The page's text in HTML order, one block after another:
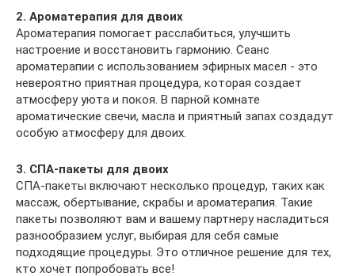
2. Ароматерапия для двоих
Ароматерапия помогает расслабиться, улучшить
настроение и восстановить гармонию. Сеанс
ароматерапии с использованием эфирных масел - это
невероятно приятная процедура, которая создает
атмосферу уюта и покоя. В парной комнате
ароматические свечи, масла и приятный запах создадут
особую атмосферу для двоих.
3. СПА-пакеты для двоих
СПА-пакеты включают несколько процедур, таких как
массаж, обертывание, скрабы и ароматерапия. Такие
пакеты позволяют вам и вашему партнеру насладиться
разнообразием услуг, выбирая для себя самые
подходящие процедуры. Это отличное решение для тех,
кто хочет попробовать все!